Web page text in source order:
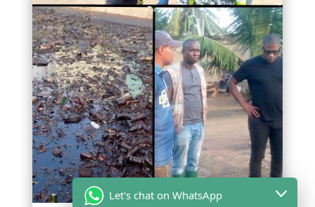
Let's chat on WhatsApp